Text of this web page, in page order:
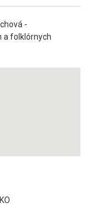
-
a folklórnych